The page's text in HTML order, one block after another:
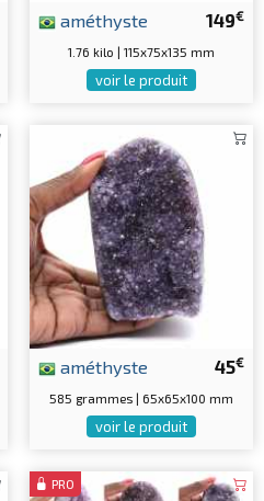
149€
améthyste
1.76 kilo | 115x75x135 mm
voir le produit
45€
améthyste
585 grammes | 65x65x100 mm
voir le produit
PRO